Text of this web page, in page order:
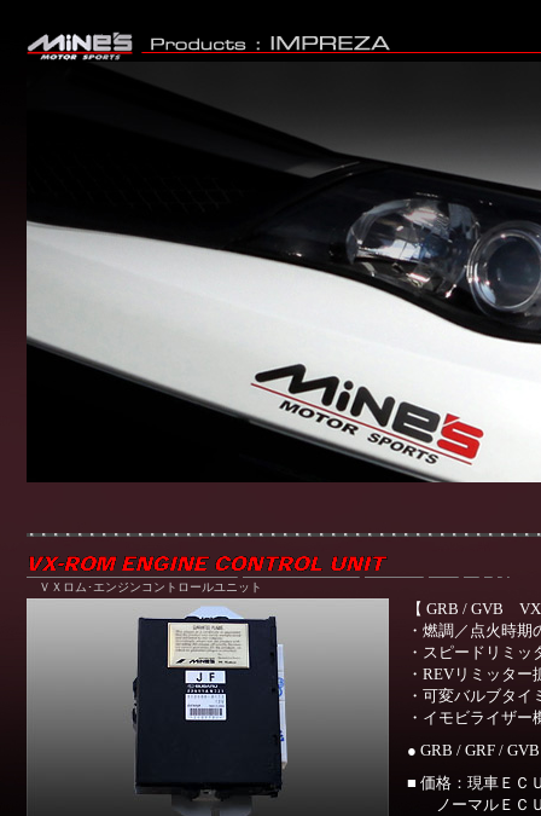
ＶＸロム･エンジンコントロールユニット
【 GRB / GVB
・燃調／点火時
・スピードリミ
・REVリミッター
・可変バルブタイ
・イモビライザー
● GRB / GRF /
■ 価格： 現車ＥＣ
ノーマルＥＣ